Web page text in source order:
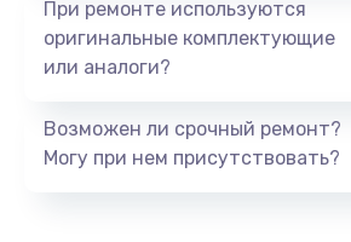
При ремонте используются
оригинальные комплектующие
или аналоги?
Возможен ли срочный ремонт?
Могу при нем присутствовать?